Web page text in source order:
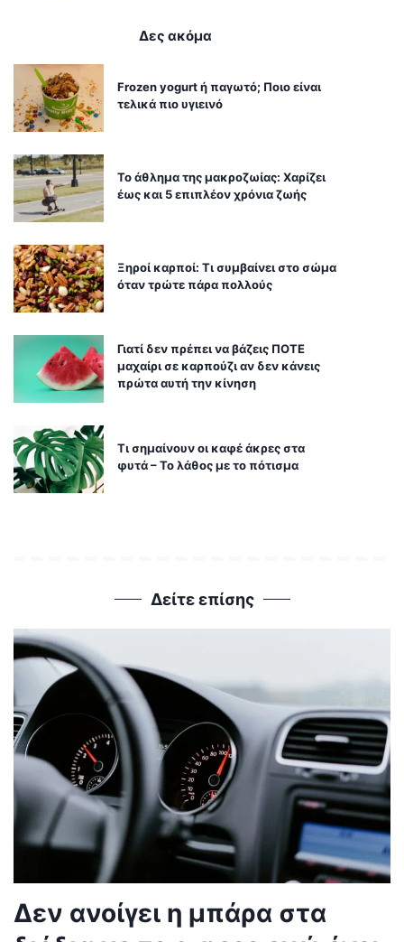
Δες ακόμα
Frozen yogurt ή παγωτό; Ποιο είναι
τελικά πιο υγιεινό
Το άθλημα της μακροζωίας: Χαρίζει
έως και 5 επιπλέον χρόνια ζωής
Ξηροί καρποί: Τι συμβαίνει στο σώμα
όταν τρώτε πάρα πολλούς
Γιατί δεν πρέπει να βάζεις ΠΟΤΕ
μαχαίρι σε καρπούζι αν δεν κάνεις
πρώτα αυτή την κίνηση
Τι σημαίνουν οι καφέ άκρες στα
φυτά – Το λάθος με το πότισμα
Δείτε επίσης
Δεν ανοίγει η μπάρα στα